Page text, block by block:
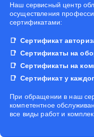
Наш сервисный центр
осуществления
сертификатами:
Сертификат
Сертификаты на
Сертификаты на
Сертификат у
При обращении в наш
компетентное
все виды работ и